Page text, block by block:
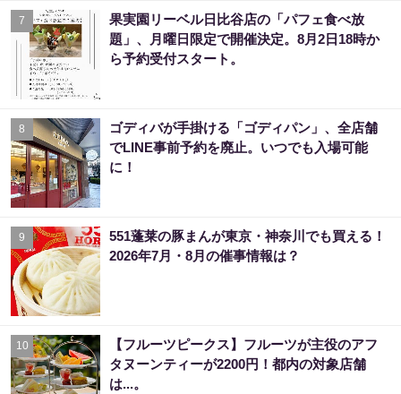
7
果実園リーベル日比谷店の「パフェ食べ放
題」、月曜日限定で開催決定。8月2日18時か
ら予約受付スタート。
8
ゴディバが手掛ける「ゴディパン」、全店舗
でLINE事前予約を廃止。いつでも入場可能
に！
9
551蓬莱の豚まんが東京・神奈川でも買える！
2026年7月・8月の催事情報は？
10
【フルーツピークス】フルーツが主役のアフ
タヌーンティーが2200円！都内の対象店舗
は...。